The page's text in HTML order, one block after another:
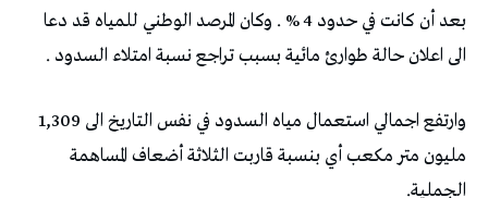
بعد أن كانت في حدود 4 % . وكان المرصد الوطني للمياه قد دعا
الى اعلان حالة طوارئ مائية بسبب تراجع نسبة امتلاء السدود .
وارتفع اجمالي استعمال مياه السدود في نفس التاريخ الى 1,309
مليون متر مكعب أي بنسبة قاربت الثلاثة أضعاف المساهمة
الجملية.